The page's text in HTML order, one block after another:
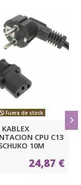
Fuera de stock
KABLEX
CPU C13
10M
24,87 €